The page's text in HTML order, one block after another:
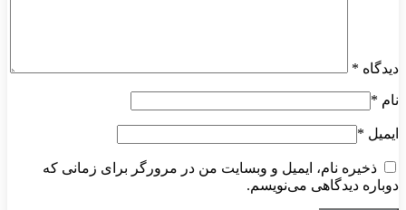
دیدگاه *
نام *
ایمیل *
ذخیره نام، ایمیل و وبسایت من در مرورگر برای زمانی که
دوباره دیدگاهی می‌نویسم.